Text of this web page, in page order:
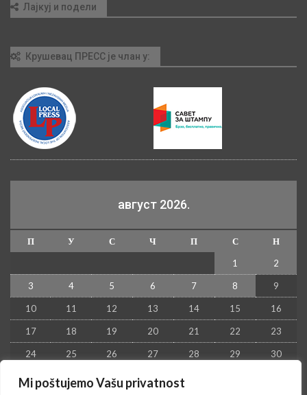
Mi poštujemo Vašu privatnost
Лајкуј и подели
Крушевац ПРЕСС је члан у:
август 2026.
П У С Ч П С
Н
1
2
3 4 5 6 7 8 9
10 11 12 13 14 15 16
17 18 19 20 21 22 23
24 25 26 27 28 29 30
31